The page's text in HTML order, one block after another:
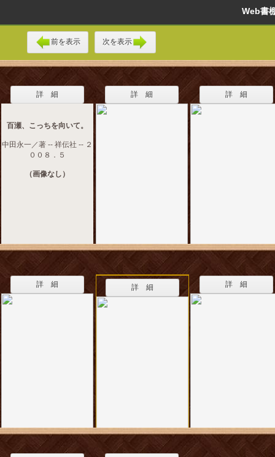
Web
前を表示 次を表示
詳 細
百瀬、こっちを向いて。
中田永一／著 -- 祥伝社 -- ２
００８．５
（画像なし）
詳 細 詳 細
詳 細 詳 細 詳 細